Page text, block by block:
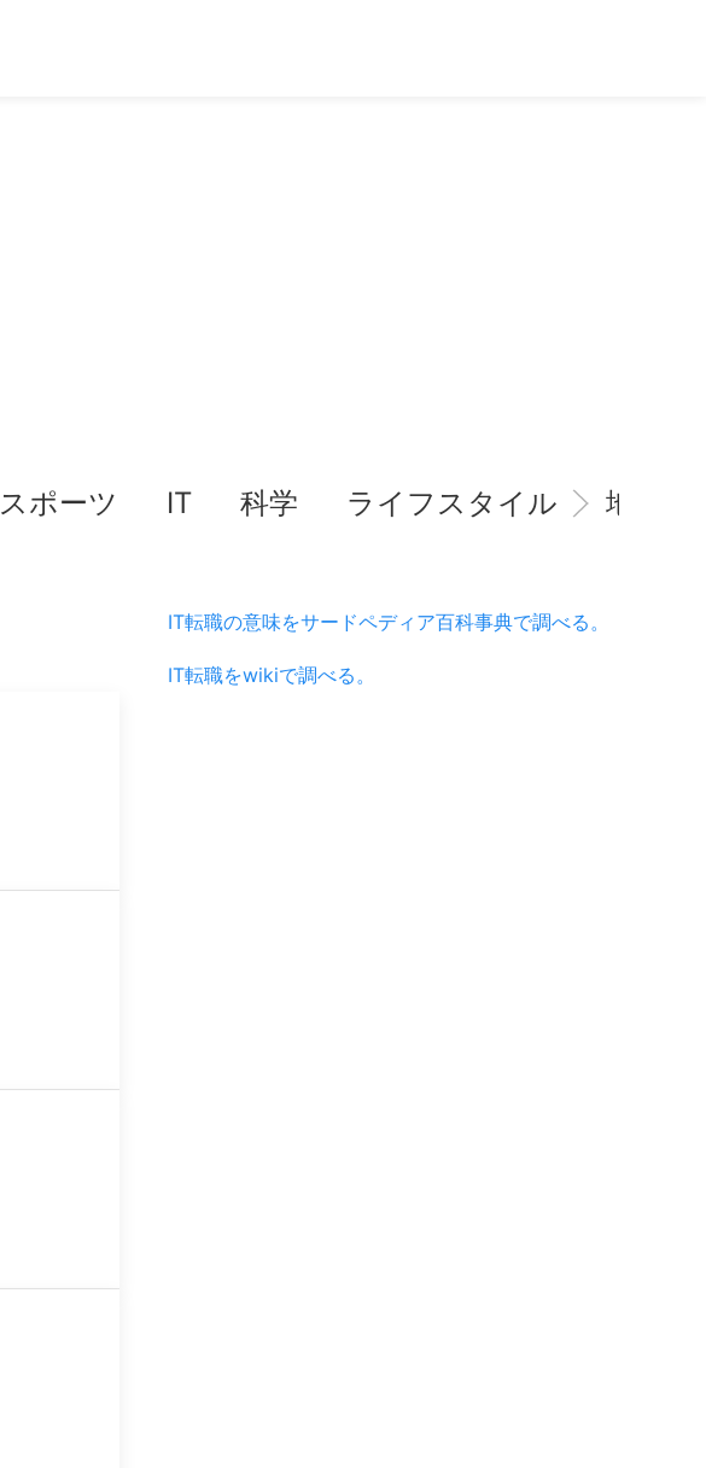
スポーツ IT 科学 ライフスタイル 地域情
IT転職の意味をサードペディア百科事典で調べる。
IT転職をwikiで調べる。